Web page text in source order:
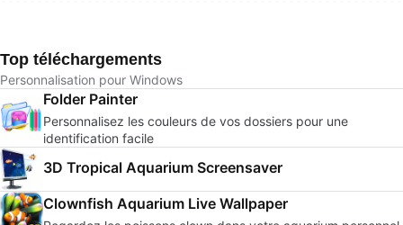
Top téléchargements
Personnalisation pour Windows
Folder Painter
Personnalisez les couleurs de vos dossiers pour une
identification facile
3D Tropical Aquarium Screensaver
Clownfish Aquarium Live Wallpaper